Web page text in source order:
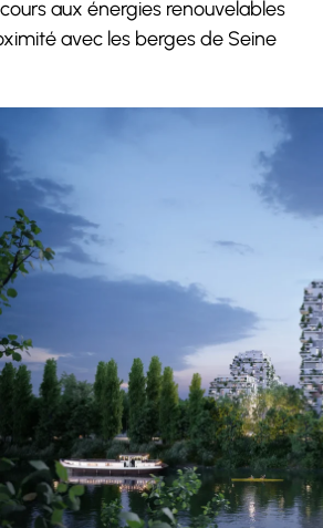
aux énergies renouvelables
avec les berges de Seine